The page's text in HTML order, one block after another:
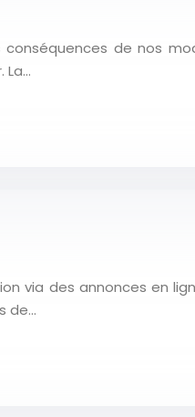
de nos
La…
via des annonces en
de…